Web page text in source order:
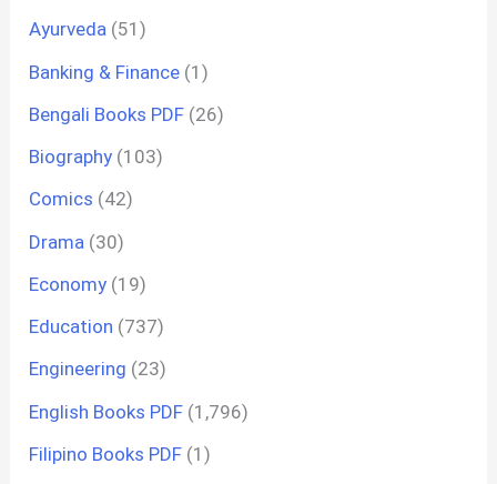
Ayurveda (51)
Banking & Finance (1)
Bengali Books PDF (26)
Biography (103)
Comics (42)
Drama (30)
Economy (19)
Education (737)
Engineering (23)
English Books PDF (1,796)
Filipino Books PDF (1)